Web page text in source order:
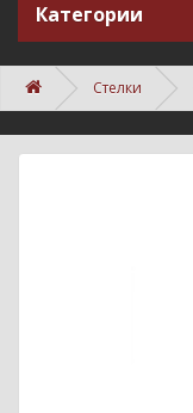
Категории
Стелки